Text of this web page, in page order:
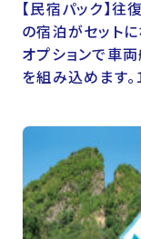
【民宿パック】
の宿泊がセットに
オプションで車
を組み込めます。